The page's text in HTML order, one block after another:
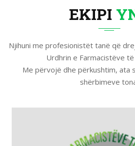
EKIPI
Njihuni me profesionistët tanë që
Urdhrin e Farmacistëve
Me përvojë dhe përkushtim, ata
shërbimeve